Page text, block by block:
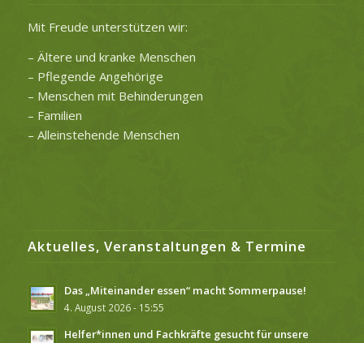
Mit Freude unterstützen wir:
– Ältere und kranke Menschen
– Pflegende Angehörige
– Menschen mit Behinderungen
– Familien
– Alleinstehende Menschen
Aktuelles, Veranstaltungen & Termine
Das „Miteinander essen“ macht Sommerpause!
4. August 2026 - 15:55
Helfer*innen und Fachkräfte gesucht für unsere